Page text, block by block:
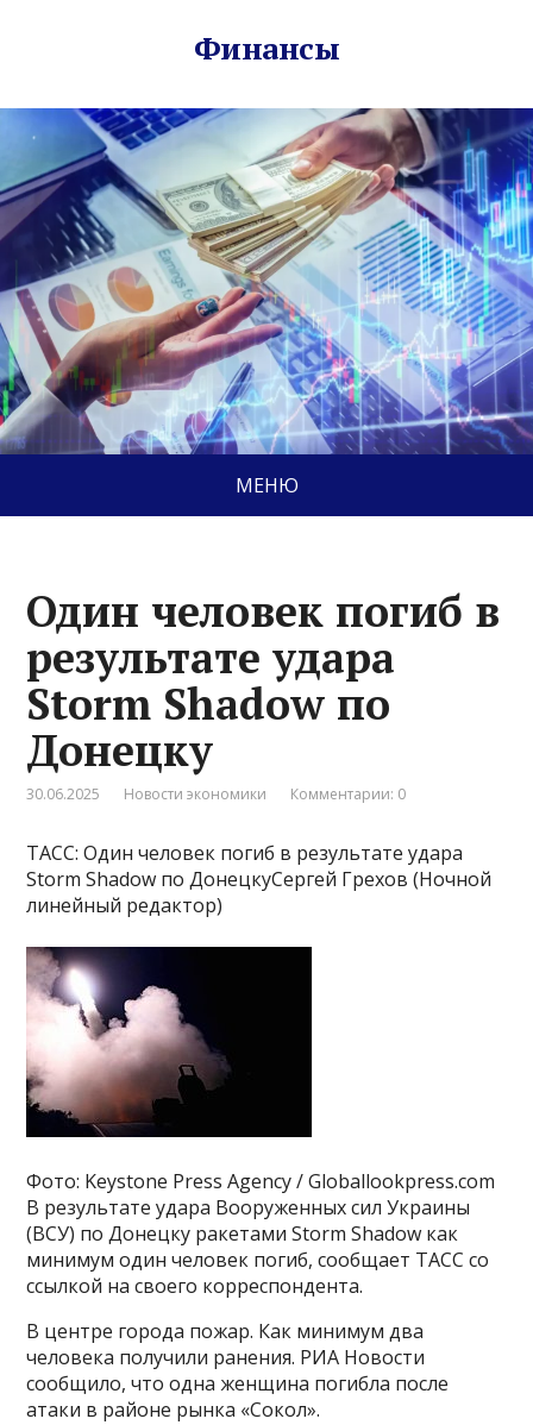
Финансы
МЕНЮ
Один человек погиб в
результате удара
Storm Shadow по
Донецку
30.06.2025 Новости экономики Комментарии: 0
ТАСС: Один человек погиб в результате удара
Storm Shadow по ДонецкуСергей Грехов (Ночной
линейный редактор)
Фото: Keystone Press Agency / Globallookpress.com
В результате удара Вооруженных сил Украины
(ВСУ) по Донецку ракетами Storm Shadow как
минимум один человек погиб, сообщает ТАСС со
ссылкой на своего корреспондента.
В центре города пожар. Как минимум два
человека получили ранения. РИА Новости
сообщило, что одна женщина погибла после
атаки в районе рынка «Сокол».